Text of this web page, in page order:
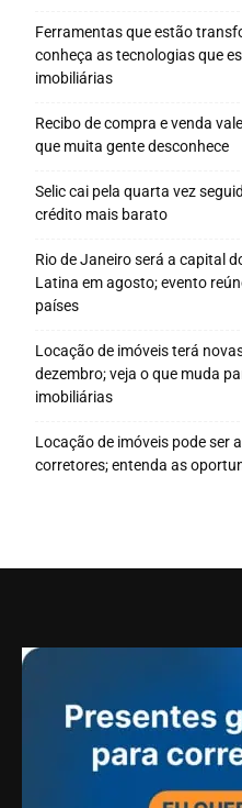
Ferramentas que estão
conheça as tecnologias que
imobiliárias
Recibo de compra e venda
que muita gente desconhece
Selic cai pela quarta vez
crédito mais barato
Rio de Janeiro será a capital
Latina em agosto; evento
países
Locação de imóveis terá
dezembro; veja o que muda
imobiliárias
Locação de imóveis pode ser
corretores; entenda as